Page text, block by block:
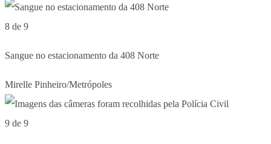
8 de 9
Sangue no estacionamento da 408 Norte
Mirelle Pinheiro/Metrópoles
9 de 9